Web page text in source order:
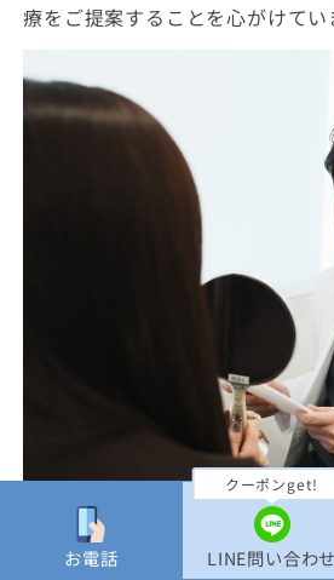
お電話
クーポンget!
LINE問い合わせ
療をご提案することを心がけてい